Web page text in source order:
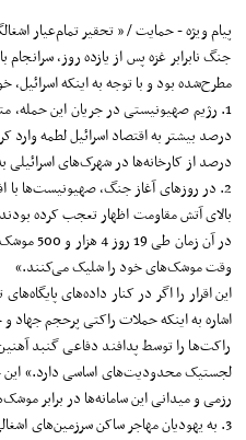
پیام ویژه - حمایت / « تحقیر تمام‌عیار
جنگ نابرابر غزه پس از یازده روز،
مطرح‌شده بود و با توجه به اینکه
درصد از کارخانه‌ها در شهرک‌های
وقت موشک‌های خود را شلیک می‌کنند.»
این اقرار را اگر در کنار داده‌های
اشاره به اینکه حملات راکتی پرحجم جهاد
راکت‌ها را توسط پدافند دفاعی گنبد
لجستیک محدودیت‌های اساسی دارد.» این
رزمی و میدانی این سامانه‌ها در برابر
3. به یهودیان مهاجر ساکن سرزمین‌های